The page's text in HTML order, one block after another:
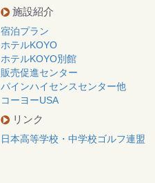
施設紹介
宿泊プラン
ホテルKOYO
ホテルKOYO別館
販売促進センター
パインハイセンスセンター他
コーヨーUSA
リンク
日本高等学校・中学校ゴルフ連盟